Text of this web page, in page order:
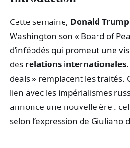
CULTURE
SCIENCES & TECH
Cette semaine, Donald Trump
Washington son « Board of
d’inféodés qui promeut une
des relations internationales
deals » remplacent les traités.
lien avec les impérialismes
annonce une nouvelle ère :
selon l’expression de Giuliano